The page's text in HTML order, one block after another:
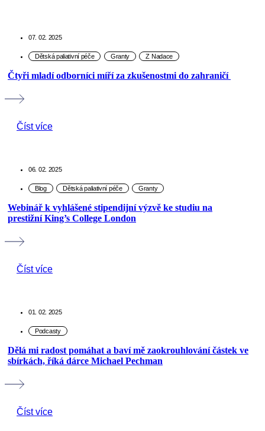
07. 02. 2025
Čtyři mladí odborníci míří za zkušenostmi do zahraničí
Číst více
06. 02. 2025
Webinář k vyhlášené stipendijní výzvě ke studiu na
prestižní King’s College London
Číst více
01. 02. 2025
Dělá mi radost pomáhat a baví mě zaokrouhlování částek ve
sbírkách, říká dárce Michael Pechman
Číst více